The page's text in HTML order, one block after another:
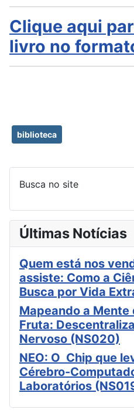
Clique aqui
livro no
biblioteca
Busca no site
Últimas Notícias
Quem está nos
assiste: Como a
Busca por Vida
Mapeando a
Fruta:
Nervoso (NS020)
NEO: O Chip que
Cérebro-
Laboratórios